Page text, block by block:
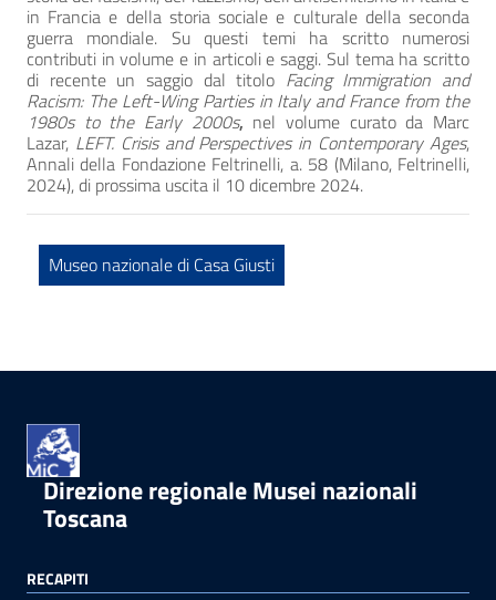
in Francia e della storia sociale e culturale della seconda
guerra mondiale. Su questi temi ha scritto numerosi
contributi in volume e in articoli e saggi. Sul tema ha scritto
di recente un saggio dal titolo Facing Immigration and
Racism: The Left-Wing Parties in Italy and France from the
1980s to the Early 2000s, nel volume curato da Marc
Lazar, LEFT. Crisis and Perspectives in Contemporary Ages,
Annali della Fondazione Feltrinelli, a. 58 (Milano, Feltrinelli,
2024), di prossima uscita il 10 dicembre 2024.
Museo nazionale di Casa Giusti
Direzione regionale Musei nazionali
Toscana
RECAPITI